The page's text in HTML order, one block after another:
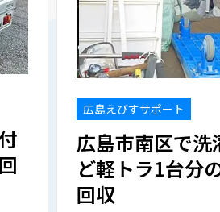
広島えびすサポート
広島市南区で洗
ど軽トラ1台分
回収